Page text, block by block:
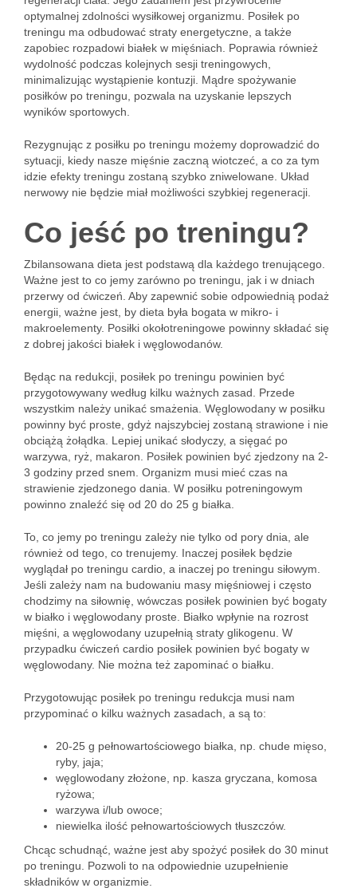
optymalnej zdolności wysiłkowej organizmu. Posiłek po
treningu ma odbudować straty energetyczne, a także
zapobiec rozpadowi białek w mięśniach. Poprawia również
wydolność podczas kolejnych sesji treningowych,
minimalizując wystąpienie kontuzji. Mądre spożywanie
posiłków po treningu, pozwala na uzyskanie lepszych
wyników sportowych.
Rezygnując z posiłku po treningu możemy doprowadzić do
sytuacji, kiedy nasze mięśnie zaczną wiotczeć, a co za tym
idzie efekty treningu zostaną szybko zniwelowane. Układ
nerwowy nie będzie miał możliwości szybkiej regeneracji.
Co jeść po treningu?
Zbilansowana dieta jest podstawą dla każdego trenującego.
Ważne jest to co jemy zarówno po treningu, jak i w dniach
przerwy od ćwiczeń. Aby zapewnić sobie odpowiednią podaż
energii, ważne jest, by dieta była bogata w mikro- i
makroelementy. Posiłki okołotreningowe powinny składać się
z dobrej jakości białek i węglowodanów.
Będąc na redukcji, posiłek po treningu powinien być
przygotowywany według kilku ważnych zasad. Przede
wszystkim należy unikać smażenia. Węglowodany w posiłku
powinny być proste, gdyż najszybciej zostaną strawione i nie
obciążą żołądka. Lepiej unikać słodyczy, a sięgać po
warzywa, ryż, makaron. Posiłek powinien być zjedzony na 2-
3 godziny przed snem. Organizm musi mieć czas na
strawienie zjedzonego dania. W posiłku potreningowym
powinno znaleźć się od 20 do 25 g białka.
To, co jemy po treningu zależy nie tylko od pory dnia, ale
również od tego, co trenujemy. Inaczej posiłek będzie
wyglądał po treningu cardio, a inaczej po treningu siłowym.
Jeśli zależy nam na budowaniu masy mięśniowej i często
chodzimy na siłownię, wówczas posiłek powinien być bogaty
w białko i węglowodany proste. Białko wpłynie na rozrost
mięśni, a węglowodany uzupełnią straty glikogenu. W
przypadku ćwiczeń cardio posiłek powinien być bogaty w
węglowodany. Nie można też zapominać o białku.
Przygotowując posiłek po treningu redukcja musi nam
przypominać o kilku ważnych zasadach, a są to:
20-25 g pełnowartościowego białka, np. chude mięso,
ryby, jaja;
węglowodany złożone, np. kasza gryczana, komosa
ryżowa;
warzywa i/lub owoce;
niewielka ilość pełnowartościowych tłuszczów.
Chcąc schudnąć, ważne jest aby spożyć posiłek do 30 minut
po treningu. Pozwoli to na odpowiednie uzupełnienie
składników w organizmie.